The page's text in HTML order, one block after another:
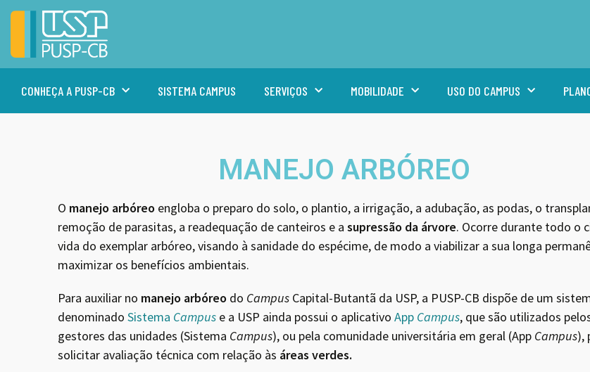
CONHEÇA A PUSP-CB SISTEMA CAMPUS SERVIÇOS MOBILIDADE USO DO CAMPUS
MANEJO ARBÓREO
O manejo arbóreo engloba o preparo do solo, o plantio, a irrigação, a adubação, as podas, o
remoção de parasitas, a readequação de canteiros e a supressão da árvore. Ocorre durante todo o
vida do exemplar arbóreo, visando à sanidade do espécime, de modo a viabilizar a sua longa
maximizar os benefícios ambientais.
Para auxiliar no manejo arbóreo do Campus Capital-Butantã da USP, a PUSP-CB dispõe de um
denominado Sistema Campus e a USP ainda possui o aplicativo App Campus, que são utilizados
gestores das unidades (Sistema Campus), ou pela comunidade universitária em geral (App Campus),
solicitar avaliação técnica com relação às áreas verdes.